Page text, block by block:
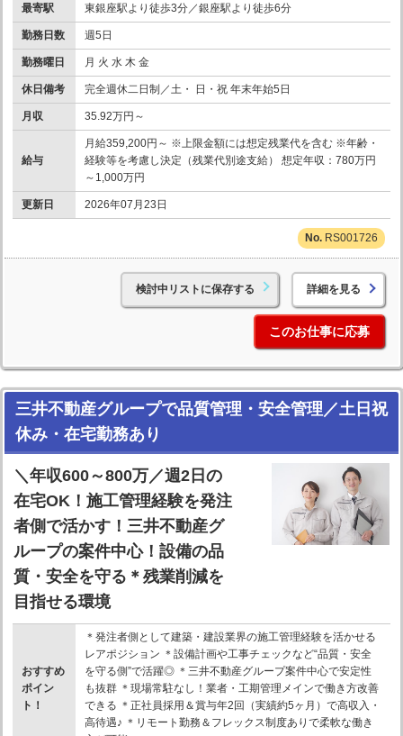
最寄駅 東銀座駅より徒歩3分／銀座駅より徒歩6分
勤務日数 週5日
勤務曜日 月 火 水 木 金
休日備考 完全週休二日制／土・ 日・祝 年末年始5日
月収 35.92万円～
給与
月給359,200円～ ※上限金額には想定残業代を含む ※年齢・
経験等を考慮し決定（残業代別途支給） 想定年収：780万円
～1,000万円
更新日 2026年07月23日
RS001726
検討中リストに保存する 詳細を見る
このお仕事に応募
三井不動産グループで品質管理・安全管理／土日祝
休み・在宅勤務あり
＼年収600～800万／週2日の
在宅OK！施工管理経験を発注
者側で活かす！三井不動産グ
ループの案件中心！設備の品
質・安全を守る＊残業削減を
目指せる環境
おすすめ
ポイン
ト！
＊発注者側として建築・建設業界の施工管理経験を活かせる
レアポジション ＊設備計画や工事チェックなど“品質・安全
を守る側”で活躍◎ ＊三井不動産グループ案件中心で安定性
も抜群 ＊現場常駐なし！業者・工期管理メインで働き方改善
できる ＊正社員採用＆賞与年2回（実績約5ヶ月）で高収入・
高待遇♪ ＊リモート勤務＆フレックス制度ありで柔軟な働き